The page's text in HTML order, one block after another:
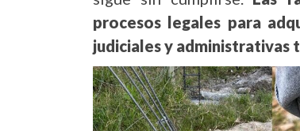
procesos legales para
judiciales y